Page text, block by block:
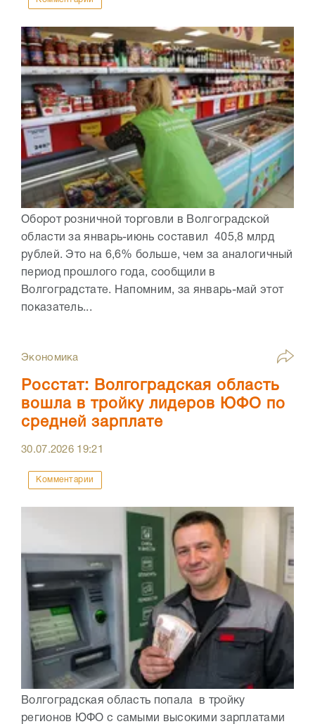
Оборот розничной торговли в Волгоградской
области за январь-июнь составил 405,8 млрд
рублей. Это на 6,6% больше, чем за аналогичный
период прошлого года, сообщили в
Волгоградстате. Напомним, за январь-май этот
показатель...
Экономика
Росстат: Волгоградская область
вошла в тройку лидеров ЮФО по
средней зарплате
30.07.2026 19:21
Комментарии
Волгоградская область попала в тройку
регионов ЮФО с самыми высокими зарплатами